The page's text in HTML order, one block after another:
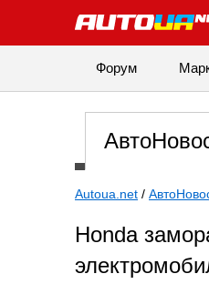
Форум
Autoua.net /
Honda